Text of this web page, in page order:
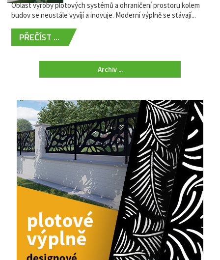
Oblast výroby plotových systémů a ohraničení prostoru kolem
budov se neustále vyvíjí a inovuje. Moderní výplně se stávají...
PŘEČÍST ...
Archiv ...